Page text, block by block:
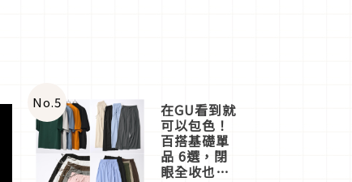
No.5 在GU看到就
可以包色！
百搭基礎單
品 6選，閉
眼全收也不